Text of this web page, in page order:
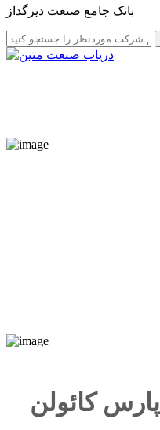
بانک جامع صنعت دیرگداز
پارس کائولن